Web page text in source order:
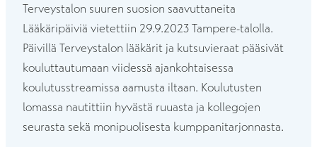
Terveystalon suuren suosion saavuttaneita
Lääkäripäiviä vietettiin 29.9.2023 Tampere-talolla.
Päivillä Terveystalon lääkärit ja kutsuvieraat pääsivät
kouluttautumaan viidessä ajankohtaisessa
koulutusstreamissa aamusta iltaan. Koulutusten
lomassa nautittiin hyvästä ruuasta ja kollegojen
seurasta sekä monipuolisesta kumppanitarjonnasta.